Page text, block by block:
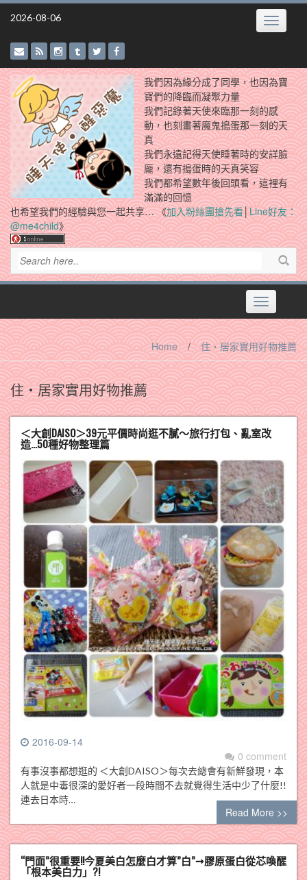
Skip
2026-08-06 Toggle
我們因為緣分成了同學，也因為寶
寶們的降臨而凝聚力量
我們記錄著天使來臨那一刻的感
動，也刻畫著魔鬼搗蛋那一刻的天
真
我們永遠記得天使睡著時的安詳臉
龐，還有搗蛋時的天真笑容
我們都希望數年後回頭看，這裡有
滿滿的回憶
也希望我們的經驗與您一起共享… 《加入粉絲團搶先看│Line好友：
@me4child》
Toggle
navigation
Home / 住‧居家實用好物推薦
住‧居家實用好物推薦
＜大創DAISO＞39元平價時尚逛不膩～旅行打包、亂室改
造…50種好物整理篇
2016-09-14
0 comment
有事沒事都想逛的 ＜大創DAISO＞每次去總會有新鮮發現，本
人就是中毒很深的愛好者一段時間不去就覺得生活中少了什麼!!
連去日本時…
Read More >>
“門面”很重要!!今夏美白怎麼白才算”白”➞膠原蛋白從芯喚醒
「根本美白力」?!